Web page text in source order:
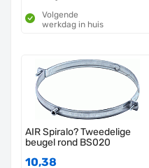
Volgende
werkdag in huis
AIR Spiralo? Tweedelige
beugel rond BS020
10,38